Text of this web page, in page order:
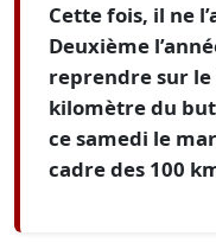
Cette fois, il ne
Deuxième
reprendre sur le
kilomètre du
ce samedi le
cadre des 100